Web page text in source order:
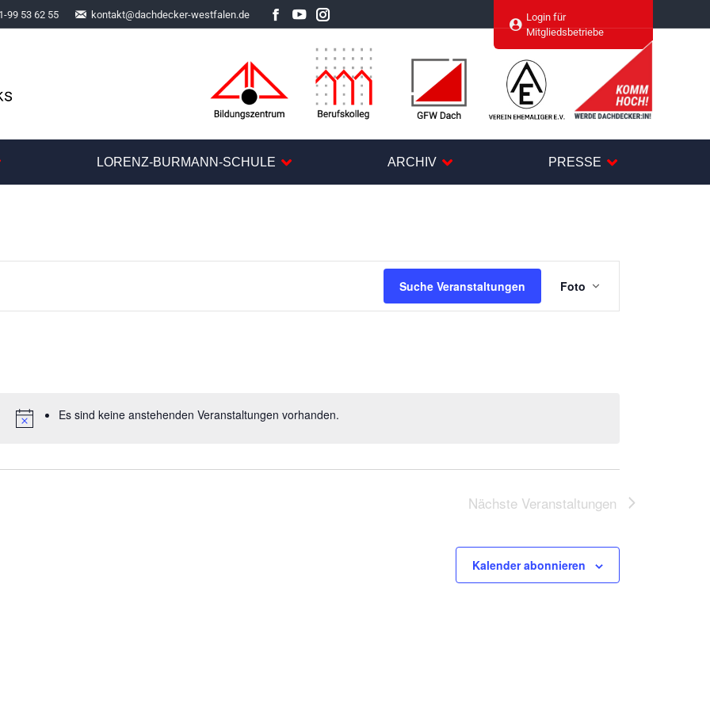
99 53 62 55 kontakt@dachdecker-westfalen.de
Facebook
YouTubeInstagram
Login für
Mitgliedsbetriebe
LORENZ-BURMANN-SCHULE ARCHIV PRESSE
Es sind keine anstehenden Veranstaltungen vorhanden.
Suche Veranstaltungen
Ansichten-
Navigation
Foto
Nächste Veranstaltungen
Kalender abonnieren